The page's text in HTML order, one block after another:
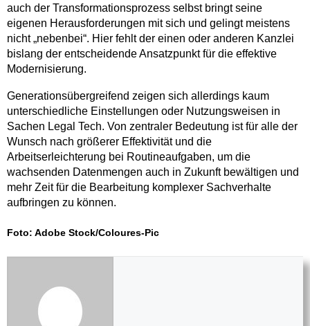
auch der Transformationsprozess selbst bringt seine
eigenen Herausforderungen mit sich und gelingt meistens
nicht „nebenbei“. Hier fehlt der einen oder anderen Kanzlei
bislang der entscheidende Ansatzpunkt für die effektive
Modernisierung.
Generationsübergreifend zeigen sich allerdings kaum
unterschiedliche Einstellungen oder Nutzungsweisen in
Sachen Legal Tech. Von zentraler Bedeutung ist für alle der
Wunsch nach größerer Effektivität und die
Arbeitserleichterung bei Routineaufgaben, um die
wachsenden Datenmengen auch in Zukunft bewältigen und
mehr Zeit für die Bearbeitung komplexer Sachverhalte
aufbringen zu können.
Foto: Adobe Stock/Coloures-Pic